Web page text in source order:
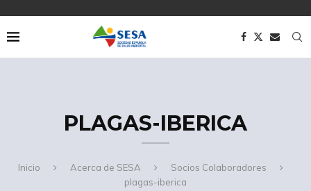
PLAGAS-IBERICA
Inicio Acerca de SESA
Socios Colaboradores
plagas-iberica